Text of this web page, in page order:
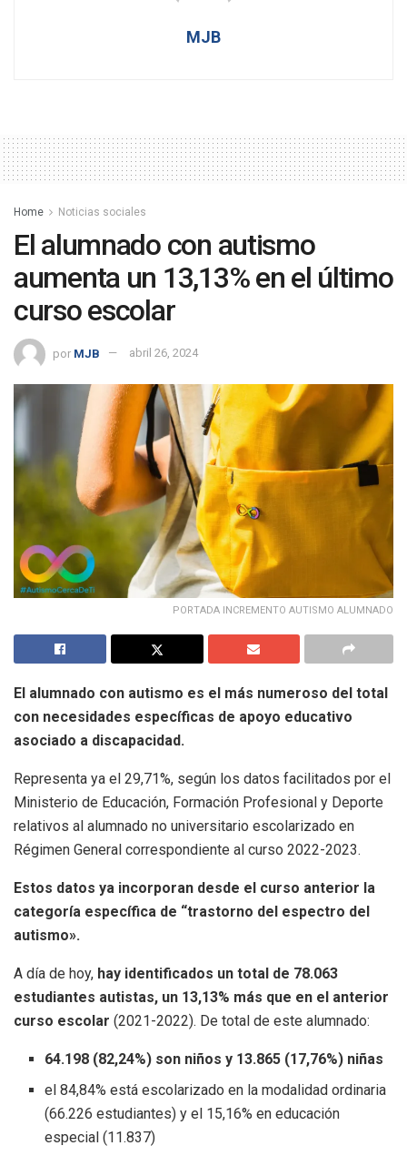
MJB
Home Noticias sociales
El alumnado con autismo
aumenta un 13,13% en el último
curso escolar
por MJB abril 26, 2024
PORTADA INCREMENTO AUTISMO ALUMNADO
El alumnado con autismo es el más numeroso del total
con necesidades específicas de apoyo educativo
asociado a discapacidad.
Representa ya el 29,71%, según los datos facilitados por el
Ministerio de Educación, Formación Profesional y Deporte
relativos al alumnado no universitario escolarizado en
Régimen General correspondiente al curso 2022-2023.
Estos datos ya incorporan desde el curso anterior la
categoría específica de “trastorno del espectro del
autismo».
A día de hoy, hay identificados un total de 78.063
estudiantes autistas, un 13,13% más que en el anterior
curso escolar (2021-2022). De total de este alumnado:
64.198 (82,24%) son niños y 13.865 (17,76%) niñas
el 84,84% está escolarizado en la modalidad ordinaria
(66.226 estudiantes) y el 15,16% en educación
especial (11.837)